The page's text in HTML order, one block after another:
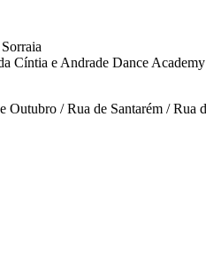
Cíntia e Andrade Dance Academy
/ Rua de Santarém /